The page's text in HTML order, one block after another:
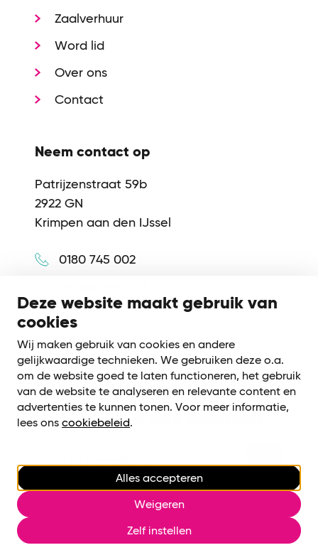
Deze website maakt gebruik van
cookies
Wij maken gebruik van cookies en andere
gelijkwaardige technieken. We gebruiken deze o.a.
om de website goed te laten functioneren, het gebruik
van de website te analyseren en relevante content en
advertenties te kunnen tonen. Voor meer informatie,
lees ons cookiebeleid.
Alles accepteren
Weigeren
Zelf instellen
Zaalverhuur
Word lid
Over ons
Contact
Neem contact op
Patrijzenstraat 59b
2922 GN
Krimpen aan den IJssel
0180 745 002
Volg ons
Meld je aan voor onze nieuwsbrief
Privacy voorwaarden